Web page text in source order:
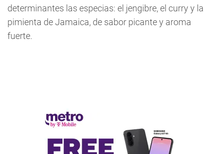
determinantes las especias: el jengibre, el curry y la
pimienta de Jamaica, de sabor picante y aroma
fuerte.